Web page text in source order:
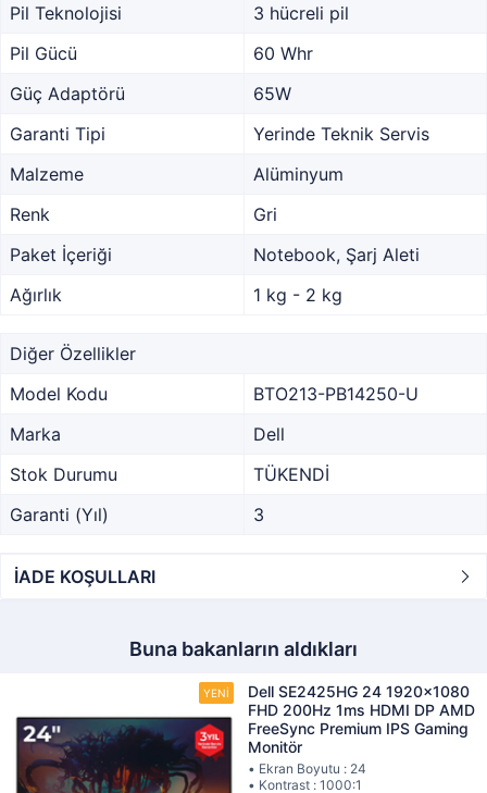
Pil Teknolojisi
3 hücreli pil
Pil Gücü
60 Whr
Güç Adaptörü
65W
Garanti Tipi
Yerinde Teknik Servis
Malzeme
Alüminyum
Renk
Gri
Paket İçeriği
Notebook, Şarj Aleti
Ağırlık
1 kg - 2 kg
Diğer Özellikler
Model Kodu
BTO213-PB14250-U
Marka
Dell
Stok Durumu
TÜKENDİ
Garanti (Yıl)
3
İADE KOŞULLARI
Buna bakanların aldıkları
Dell SE2425HG 24 1920x1080
FHD 200Hz 1ms HDMI DP AMD
FreeSync Premium IPS Gaming
Monitör
• Ekran Boyutu : 24
• Kontrast : 1000:1